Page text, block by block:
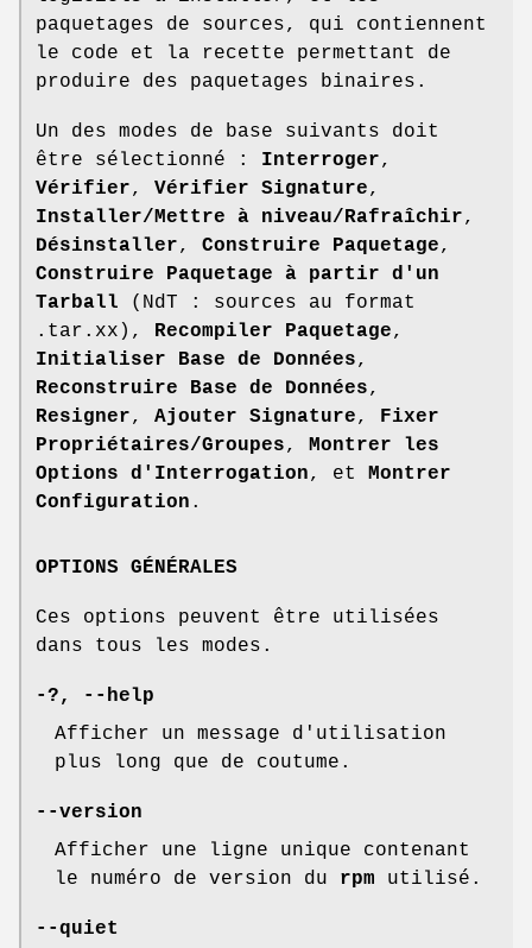
paquetages de sources, qui contiennent
le code et la recette permettant de
produire des paquetages binaires.
Un des modes de base suivants doit
être sélectionné : Interroger,
Vérifier, Vérifier Signature,
Installer/Mettre à niveau/Rafraîchir,
Désinstaller, Construire Paquetage,
Construire Paquetage à partir d'un
Tarball (NdT : sources au format
.tar.xx), Recompiler Paquetage,
Initialiser Base de Données,
Reconstruire Base de Données,
Resigner, Ajouter Signature, Fixer
Propriétaires/Groupes, Montrer les
Options d'Interrogation, et Montrer
Configuration .
OPTIONS GÉNÉRALES
Ces options peuvent être utilisées
dans tous les modes.
-?, --help
Afficher un message d'utilisation
plus long que de coutume.
--version
Afficher une ligne unique contenant
le numéro de version du rpm utilisé.
--quiet